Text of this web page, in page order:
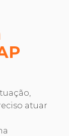
atuar